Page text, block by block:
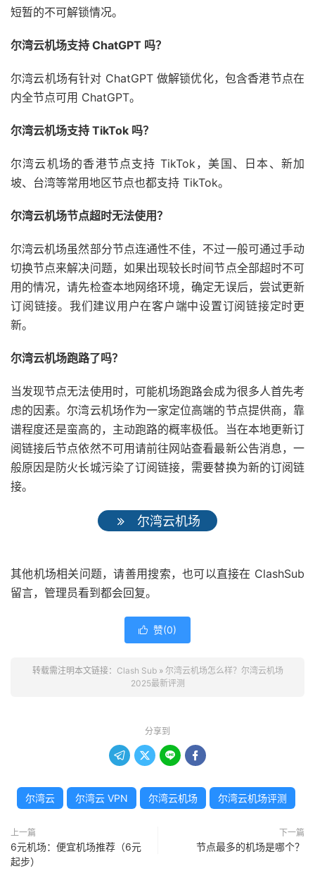
短暂的不可解锁情况。
尔湾云机场支持 ChatGPT 吗？
尔湾云机场有针对 ChatGPT 做解锁优化，包含香港节点在
内全节点可用 ChatGPT。
尔湾云机场支持 TikTok 吗？
尔湾云机场的香港节点支持 TikTok，美国、日本、新加
坡、台湾等常用地区节点也都支持 TikTok。
尔湾云机场节点超时无法使用？
尔湾云机场虽然部分节点连通性不佳，不过一般可通过手动
切换节点来解决问题，如果出现较长时间节点全部超时不可
用的情况，请先检查本地网络环境，确定无误后，尝试更新
订阅链接。我们建议用户在客户端中设置订阅链接定时更
新。
尔湾云机场跑路了吗？
当发现节点无法使用时，可能机场跑路会成为很多人首先考
虑的因素。尔湾云机场作为一家定位高端的节点提供商，靠
谱程度还是蛮高的，主动跑路的概率极低。当在本地更新订
阅链接后节点依然不可用请前往网站查看最新公告消息，一
般原因是防火长城污染了订阅链接，需要替换为新的订阅链
接。
尔湾云机场
其他机场相关问题，请善用搜索，也可以直接在 ClashSub
留言，管理员看到都会回复。
 赞(0)
转载需注明本文链接： Clash Sub» 尔湾云机场怎么样？尔湾云机场
2025最新评测
分享到
   
尔湾云 尔湾云 VPN 尔湾云机场 尔湾云机场评测
上一篇
6元机场：便宜机场推荐（6元
起步）
下一篇
节点最多的机场是哪个？